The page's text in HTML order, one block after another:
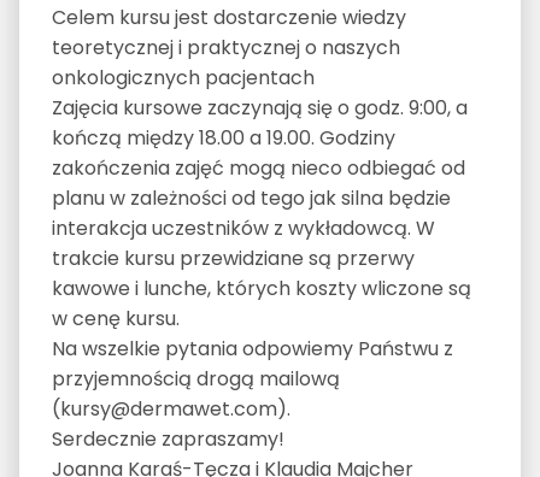
Celem kursu jest dostarczenie wiedzy
teoretycznej i praktycznej o naszych
onkologicznych pacjentach
Zajęcia kursowe zaczynają się o godz. 9:00, a
kończą między 18.00 a 19.00. Godziny
zakończenia zajęć mogą nieco odbiegać od
planu w zależności od tego jak silna będzie
interakcja uczestników z wykładowcą. W
trakcie kursu przewidziane są przerwy
kawowe i lunche, których koszty wliczone są
w cenę kursu.
Na wszelkie pytania odpowiemy Państwu z
przyjemnością drogą mailową
(kursy@dermawet.com).
Serdecznie zapraszamy!
Joanna Karaś-Tęcza i Klaudia Majcher